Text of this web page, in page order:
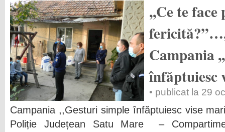
,,Ce te face
Campania
înfăptuiesc
• publicat la 29
Campania ,,Gesturi simple înfăptuiesc vise
Poliție Județean Satu Mare –